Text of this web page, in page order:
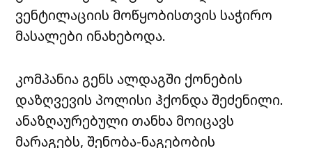
ვენტილაციის მოწყობისთვის საჭირო
მასალები ინახებოდა.
კომპანია გენს ალდაგში ქონების
დაზღვევის პოლისი ჰქონდა შეძენილი.
ანაზღაურებული თანხა მოიცავს
მარაგებს, შენობა-ნაგებობის